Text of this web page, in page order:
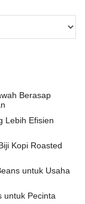
Berasap
Lebih Efisien
Kopi Roasted
untuk Usaha
untuk Pecinta